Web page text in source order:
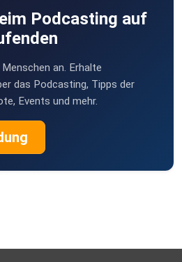
Podcasting auf
an. Erhalte
das Podcasting, Tipps der
Events und mehr.